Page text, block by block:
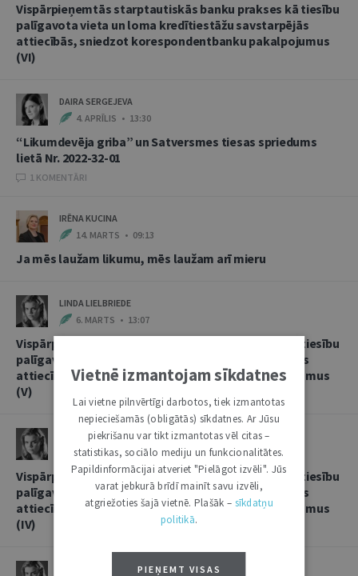
Vispārpieņemtās starptautiskās banku prakses kā tiesību
palīgavota vieta un loma kredītiestāžu savstarpējās
attiecībās, sniedzot korespondentbanku pakalpojumus
(VI)
DAIRA SERGEJEVA
4. APRĪLIS • 13:30
“Likumdevēja griba” un Satversmes tiesas spriedums
lietā Nr. 2022-32-01
1 KOMENTĀRI
IRĒNA KUCINA
14. MARTS • 09:13
Ja mēs laužam likumu, mēs laužam arī mieru
LINDA LIELBRIEDE
6. MARTS • 13:07
Vispārpieņemtās starptautiskās banku prakses kā tiesību
palīgavota vieta un loma kredītiestāžu savstarpējās
attiecībās, sniedzot korespondentbanku pakalpojumus
(V)
LINDA LIELBRIEDE
20. FEBRUĀRIS • 11:13
Vispārpieņemtās starptautiskās banku prakses kā tiesību
palīgavota vieta un loma kredītiestāžu savstarpējās
attiecībās, sniedzot korespondentbanku pakalpojumus
(IV)
Vietnē izmantojam sīkdatnes
Lai vietne pilnvērtīgi darbotos, tiek izmantotas
nepieciešamās (obligātās) sīkdatnes. Ar Jūsu
piekrišanu var tikt izmantotas vēl citas –
statistikas, sociālo mediju un funkcionalitātes.
Papildinformācijai atveriet "Pielāgot izvēli". Jūs
varat jebkurā brīdī mainīt savu izvēli,
atgriežoties šajā vietnē. Plašāk – sīkdatņu
politikā.
PIEŅEMT VISAS